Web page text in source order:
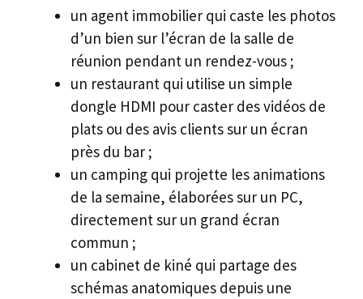
un agent immobilier qui caste les photos
d’un bien sur l’écran de la salle de
réunion pendant un rendez-vous ;
un restaurant qui utilise un simple
dongle HDMI pour caster des vidéos de
plats ou des avis clients sur un écran
près du bar ;
un camping qui projette les animations
de la semaine, élaborées sur un PC,
directement sur un grand écran
commun ;
un cabinet de kiné qui partage des
schémas anatomiques depuis une